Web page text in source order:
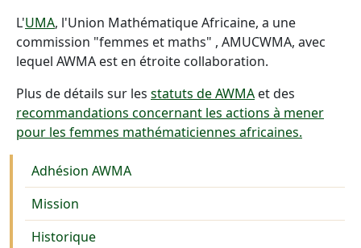
L'UMA, l'Union Mathématique Africaine, a une
commission "femmes et maths" , AMUCWMA, avec
lequel AWMA est en étroite collaboration.
Plus de détails sur les statuts de AWMA et des
recommandations concernant les actions à mener
pour les femmes mathématiciennes africaines.
About us
Adhésion AWMA
Mission
Historique